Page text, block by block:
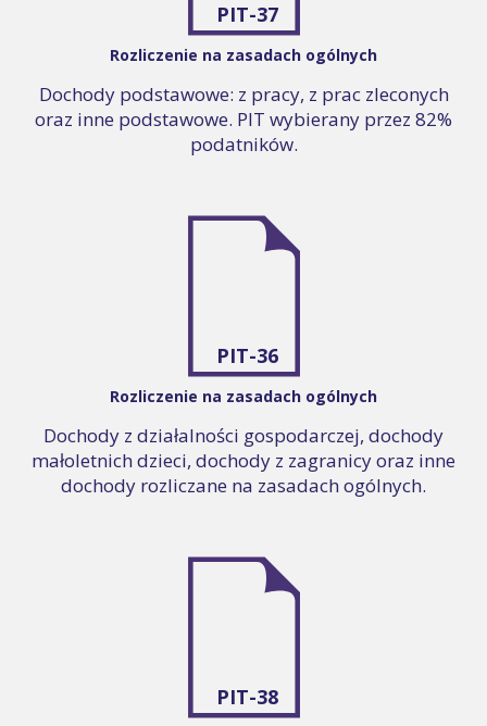
PIT-37
Rozliczenie na zasadach ogólnych
Dochody podstawowe: z pracy, z prac zleconych
oraz inne podstawowe. PIT wybierany przez 82%
podatników.
PIT-36
Rozliczenie na zasadach ogólnych
Dochody z działalności gospodarczej, dochody
małoletnich dzieci, dochody z zagranicy oraz inne
dochody rozliczane na zasadach ogólnych.
PIT-38